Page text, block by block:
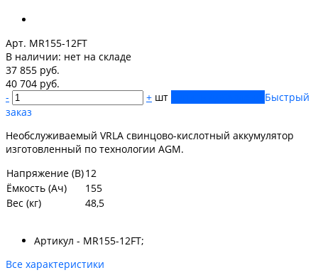
Арт. MR155-12FT
В наличии: нет на складе
37 855 руб.
40 704 руб.
-
+ шт
Быстрый
заказ
Необслуживаемый VRLA cвинцово-кислотный аккумулятор
изготовленный по технологии AGM.
Напряжение (В)12
Ёмкость (Ач)
155
Вес (кг)
48,5
Артикул - MR155-12FT;
Все характеристики